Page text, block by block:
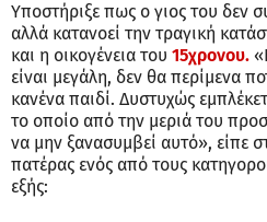
Υποστήριξε πως ο γιος του δεν
αλλά κατανοεί την τραγική
και η οικογένεια του 15χρονου.
είναι μεγάλη, δεν θα περίμενα
κανένα παιδί. Δυστυχώς
το οποίο από την μεριά του
να μην ξανασυμβεί αυτό», είπε
πατέρας ενός από τους
εξής: